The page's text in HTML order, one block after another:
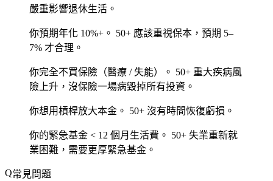
嚴重影響退休生活。
你預期年化 10%+。 50+ 應該重視保本，預期 5–
7% 才合理。
你完全不買保險（醫療 / 失能）。 50+ 重大疾病風
險上升，沒保險一場病毀掉所有投資。
你想用槓桿放大本金。 50+ 沒有時間恢復虧損。
你的緊急基金 < 12 個月生活費。 50+ 失業重新就
業困難，需要更厚緊急基金。
常見問題